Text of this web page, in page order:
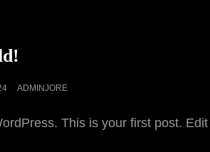
ADMINJORE
This is your first post.